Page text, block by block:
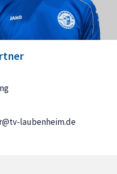
laubenheim.de